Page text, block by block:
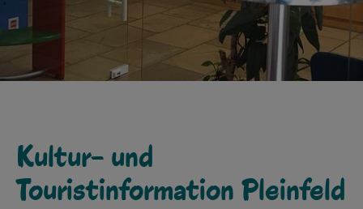
Kultur- und
Touristinformation Pleinfeld